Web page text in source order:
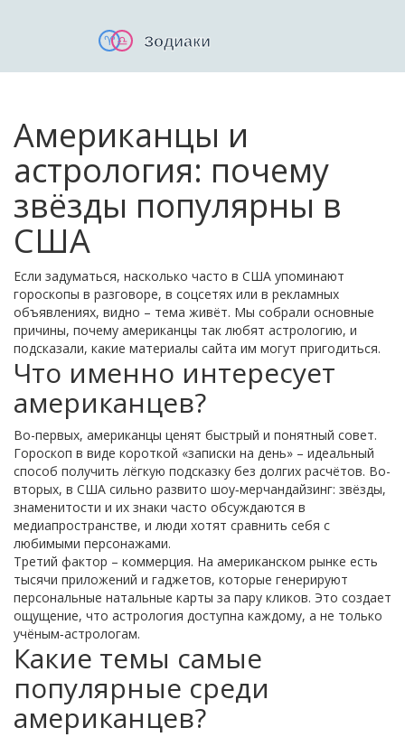
Американцы и
астрология: почему
звёзды популярны в
США
Если задуматься, насколько часто в США упоминают
гороскопы в разговоре, в соцсетях или в рекламных
объявлениях, видно – тема живёт. Мы собрали основные
причины, почему американцы так любят астрологию, и
подсказали, какие материалы сайта им могут пригодиться.
Что именно интересует
американцев?
Во-первых, американцы ценят быстрый и понятный совет.
Гороскоп в виде короткой «записки на день» – идеальный
способ получить лёгкую подсказку без долгих расчётов. Во-
вторых, в США сильно развито шоу‑мерчандайзинг: звёзды,
знаменитости и их знаки часто обсуждаются в
медиапространстве, и люди хотят сравнить себя с
любимыми персонажами.
Третий фактор – коммерция. На американском рынке есть
тысячи приложений и гаджетов, которые генерируют
персональные натальные карты за пару кликов. Это создает
ощущение, что астрология доступна каждому, а не только
учёным‑астрологам.
Какие темы самые
популярные среди
американцев?